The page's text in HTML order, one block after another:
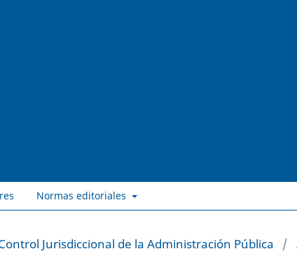
Normas editoriales
Jurisdiccional de la Administración Pública /